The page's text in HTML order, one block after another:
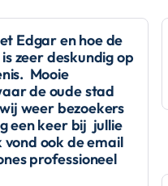
Edgar en hoe de
zeer deskundig op
Mooie
de oude stad
weer bezoekers
een keer bij jullie
ook de email
professioneel